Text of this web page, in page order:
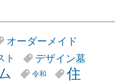
オーダーメイド
ト デザイン墓
令和
住